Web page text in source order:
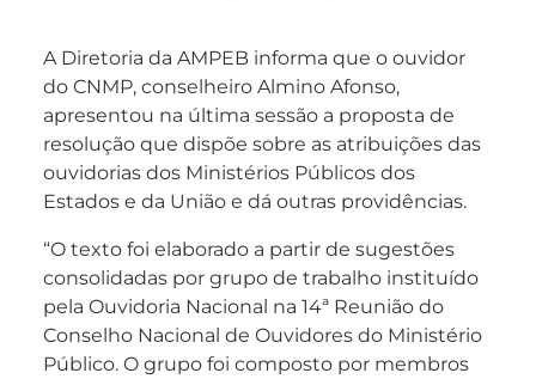
A Diretoria da AMPEB informa que o ouvidor
do CNMP, conselheiro Almino Afonso,
apresentou na última sessão a proposta de
resolução que dispõe sobre as atribuições das
ouvidorias dos Ministérios Públicos dos
Estados e da União e dá outras providências.
“O texto foi elaborado a partir de sugestões
consolidadas por grupo de trabalho instituído
pela Ouvidoria Nacional na 14ª Reunião do
Conselho Nacional de Ouvidores do Ministério
Público. O grupo foi composto por membros